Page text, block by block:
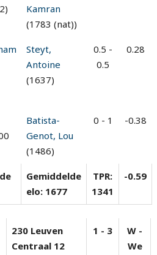
Kamran
(1783 (nat))
Steyt,
Antoine
(1637)
0.5 -
0.5
0.28
Batista-
Genot, Lou
(1486)
0 - 1 -0.38
Gemiddelde
elo: 1677
TPR:
1341
-0.59
230 Leuven
Centraal 12
1 - 3
W -
We